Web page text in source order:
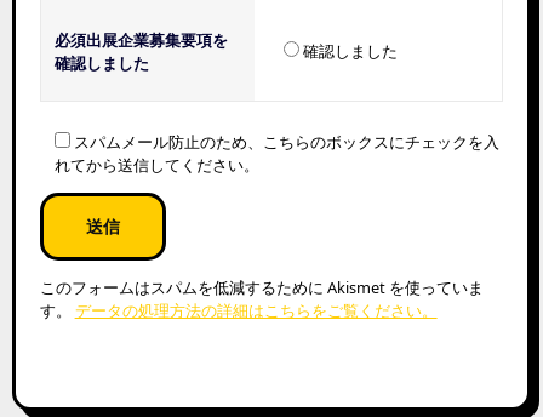
必須出展企業募集要項を
確認しました
確認しました
スパムメール防止のため、こちらのボックスにチェックを入
れてから送信してください。
このフォームはスパムを低減するために Akismet を使っていま
す。 データの処理方法の詳細はこちらをご覧ください。